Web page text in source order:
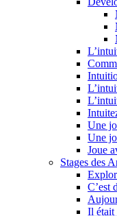
Une
Une
Joue
Stages des
C’est
Il était